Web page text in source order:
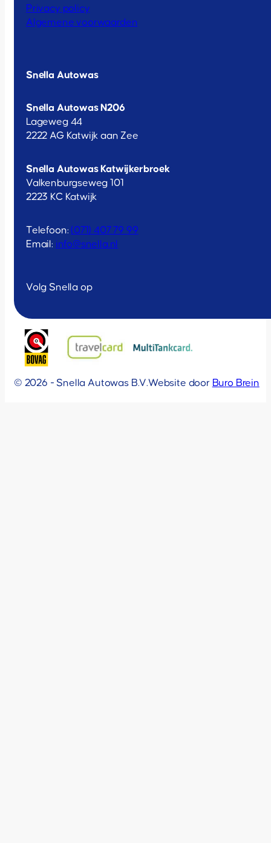
Privacy policy
Algemene voorwaarden
Snella Autowas
Snella Autowas N206
Lageweg 44
2222 AG Katwijk aan Zee
Snella Autowas Katwijkerbroek
Valkenburgseweg 101
2223 KC Katwijk
Telefoon:(071) 407 79 99
Email: info@snella.nl
Volg Snella op
© 2026 - Snella Autowas B.V.Website door Buro Brein